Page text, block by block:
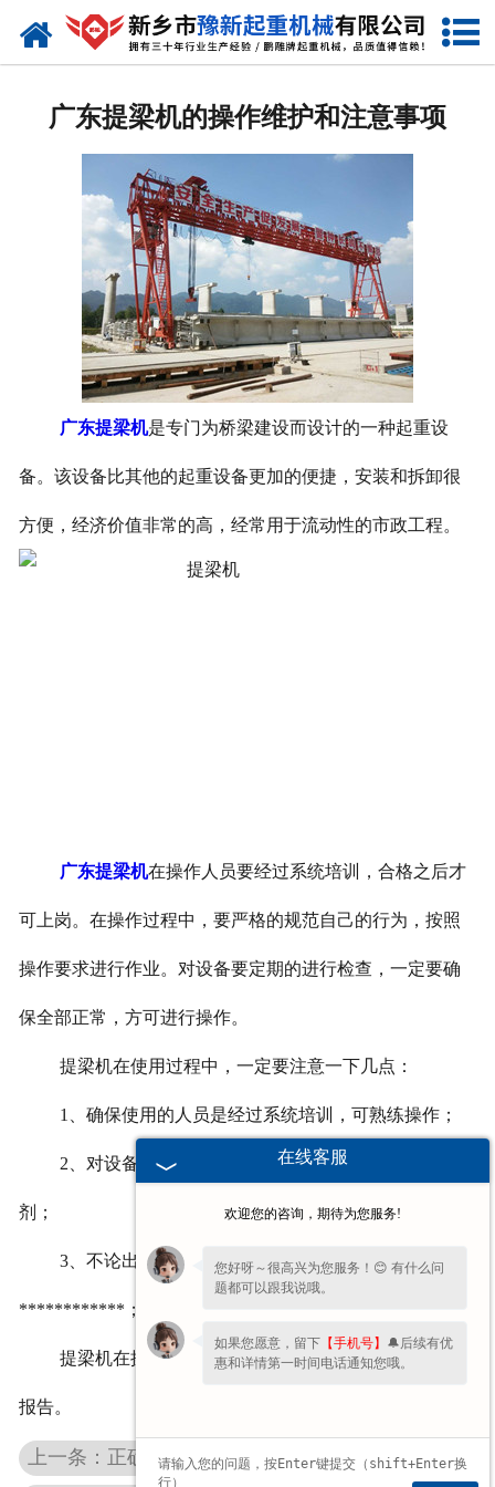
网站首页
装车现场
资质荣誉
工程案例
联系我们
广东提梁机的操作维护和注意事项
广东提梁机是专门为桥梁建设而设计的一种起重设
备。该设备比其他的起重设备更加的便捷，安装和拆卸很
方便，经济价值非常的高，经常用于流动性的市政工程。
广东提梁机在操作人员要经过系统培训，合格之后才
可上岗。在操作过程中，要严格的规范自己的行为，按照
操作要求进行作业。对设备要定期的进行检查，一定要确
保全部正常，方可进行操作。
提梁机在使用过程中，一定要注意一下几点：
1 、确保使用的人员是经过系统培训，可熟练操作；
2 、对设备要定期的进行养护，更换零件，加住润滑
剂；
3、不论出现什么问题，一定全部排查，直到问题
************；
提梁机在操作的过程中，定时的进行检查，写好检查
报告。
上一条：正确维护保养广东防爆电动葫芦的方法有哪些？
在线客服
欢迎您的咨询，期待为您服务!
您好呀～很高兴为您服务！😊 有什么问
题都可以跟我说哦。
如果您愿意，留下 【手机号】 🔔后续有优
惠和详情第一时间电话通知您哦。